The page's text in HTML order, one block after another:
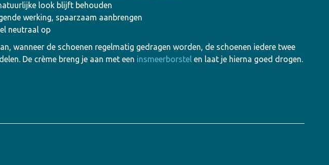
look blijft behouden
werking, spaarzaam aanbrengen
neutraal op
wanneer de schoenen regelmatig gedragen worden, de schoenen iedere twee
De crème breng je aan met een insmeerborstelen laat je hierna goed drogen.